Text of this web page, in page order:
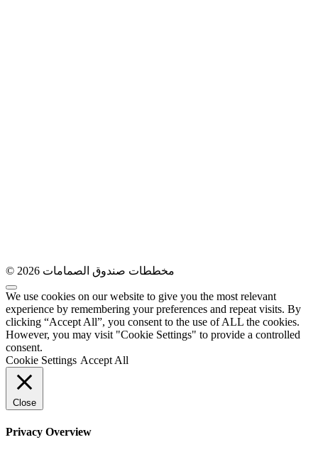
© 2026 مخططات صندوق الصمامات
We use cookies on our website to give you the most relevant
experience by remembering your preferences and repeat visits. By
clicking “Accept All”, you consent to the use of ALL the cookies.
However, you may visit "Cookie Settings" to provide a controlled
consent.
Cookie Settings Accept All
Close
Privacy Overview